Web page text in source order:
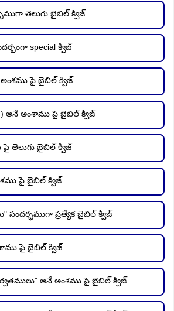
తెలుగు బైబిల్ క్విజ్
special క్విజ్
పై బైబిల్ క్విజ్
) అనే అంశాము పై బైబిల్ క్విజ్
తెలుగు బైబిల్ క్విజ్
పై బైబిల్ క్విజ్
సందర్భముగా ప్రత్యేక బైబిల్ క్విజ్
పై బైబిల్ క్విజ్
అనే అంశము పై బైబిల్ క్విజ్